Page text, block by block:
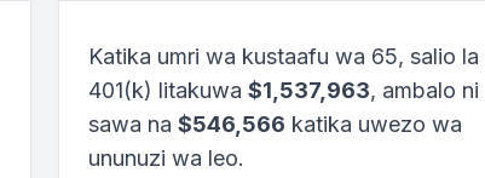
Katika umri wa kustaafu wa 65, salio la
401(k) litakuwa $1,537,963, ambalo ni
sawa na $546,566 katika uwezo wa
ununuzi wa leo.